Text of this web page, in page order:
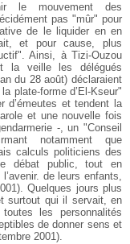
le mouvement des
pas "mûr" pour
de le liquider en en
et pour cause, plus
Ainsi, à Tizi-Ouzou
la veille les délégués
du 28 août) déclaraient
plate-forme d’El-Kseur"
d’émeutes et tendent la
et une nouvelle fois
-, un "Conseil
notamment que
calculs politiciens des
débat public, tout en
de leurs enfants,
Quelques jours plus
surtout qui il servait, en
les personnalités
de donner sens et
2001).